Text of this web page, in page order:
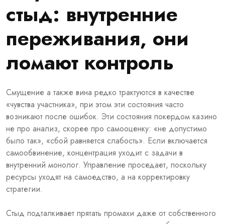
стыд: внутренние
переживания, они
ломают контроль
Смущение а также вина редко трактуются в качестве
«чувства участника», при этом эти состояния часто
возникают после ошибок. Эти состояния покердом казино
не про анализ, скорее про самооценку: «не допустимо
было так», «сбой равняется слабость». Если включается
самообвинение, концентрация уходит с задачи в
внутренний монолог. Управление проседает, поскольку
ресурсы уходят на самоедство, а на корректировку
стратегии.
Стыд подталкивает прятать промахи даже от собственного